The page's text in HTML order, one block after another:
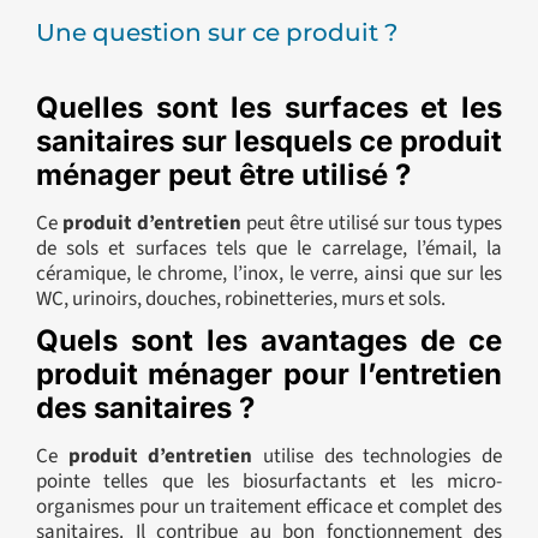
Une question sur ce produit ?
Quelles sont les surfaces et les
sanitaires sur lesquels ce produit
ménager peut être utilisé ?
Ce produit d’entretien peut être utilisé sur tous types
de sols et surfaces tels que le carrelage, l’émail, la
céramique, le chrome, l’inox, le verre, ainsi que sur les
WC, urinoirs, douches, robinetteries, murs et sols.
Quels sont les avantages de ce
produit ménager pour l’entretien
des sanitaires ?
Ce produit d’entretien utilise des technologies de
pointe telles que les biosurfactants et les micro-
organismes pour un traitement efficace et complet des
sanitaires. Il contribue au bon fonctionnement des